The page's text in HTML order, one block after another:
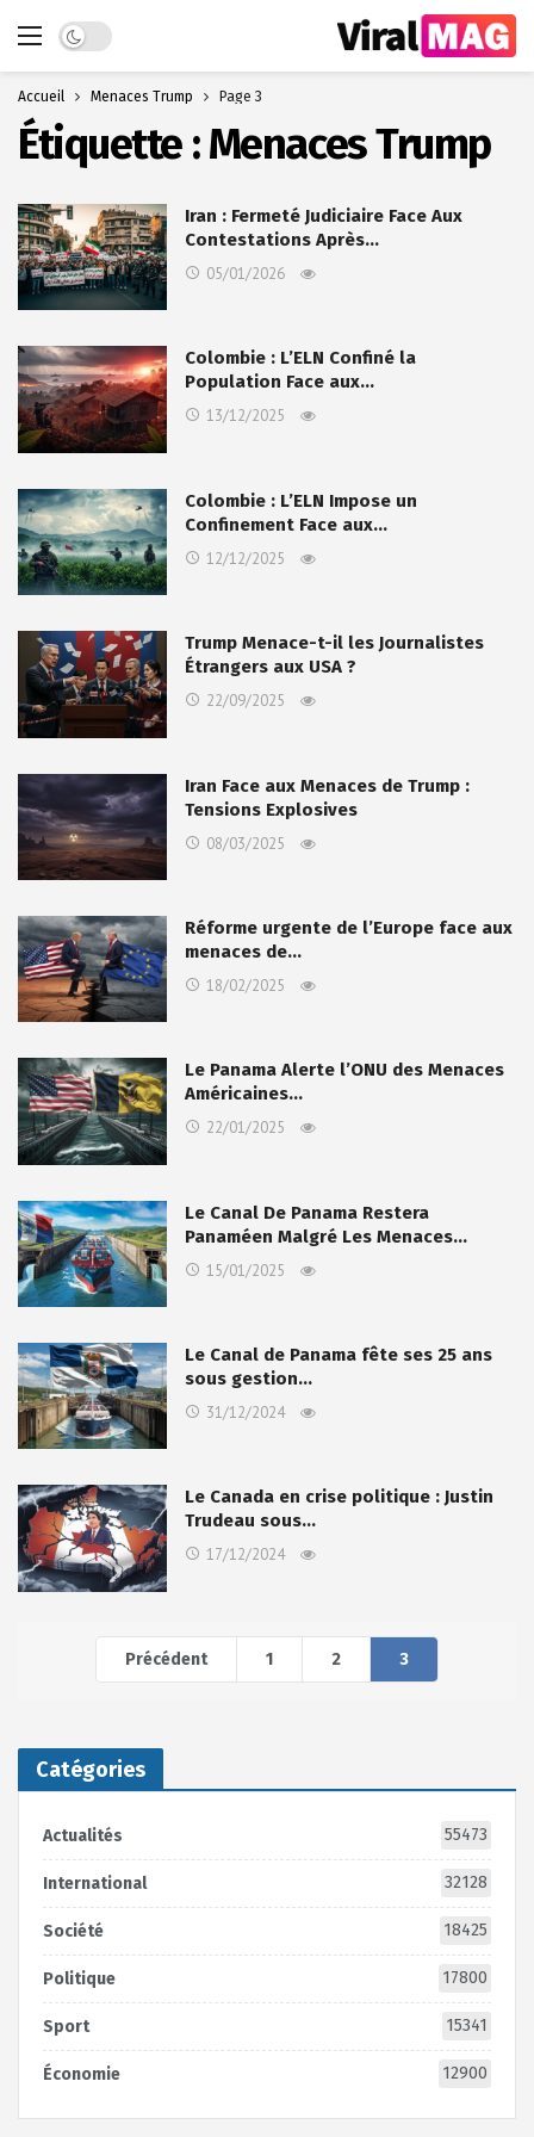
Dark mode
Accueil Menaces Trump Page 3
Étiquette :Menaces Trump
Iran : Fermeté Judiciaire Face Aux
Contestations Après…
05/01/2026
Colombie : L’ELN Confiné la
Population Face aux…
13/12/2025
Colombie : L’ELN Impose un
Confinement Face aux…
12/12/2025
Trump Menace-t-il les Journalistes
Étrangers aux USA ?
22/09/2025
Iran Face aux Menaces de Trump :
Tensions Explosives
08/03/2025
Réforme urgente de l’Europe face aux
menaces de…
18/02/2025
Le Panama Alerte l’ONU des Menaces
Américaines…
22/01/2025
Le Canal De Panama Restera
Panaméen Malgré Les Menaces…
15/01/2025
Le Canal de Panama fête ses 25 ans
sous gestion…
31/12/2024
Le Canada en crise politique : Justin
Trudeau sous…
17/12/2024
Précédent 1 2 3
Catégories
Actualités 55473
International 32128
Société 18425
Politique 17800
Sport 15341
Économie 12900